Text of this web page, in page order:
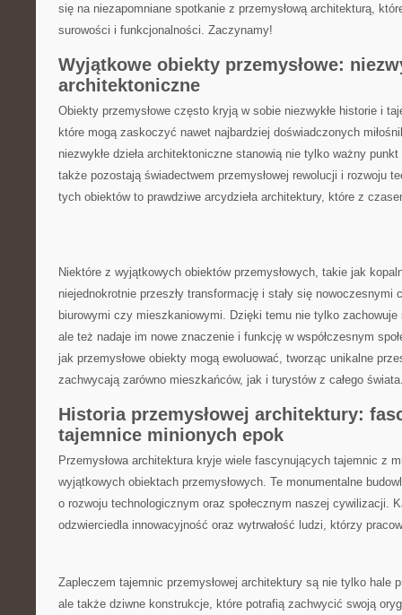
się na⁣ niezapomniane spotkanie z przemysłową⁢ architekturą,
surowości i funkcjonalności. Zaczynamy!
Wyjątkowe obiekty przemysłowe:
architektoniczne
Obiekty przemysłowe często kryją w sobie⁢ niezwykłe historie i‌
które mogą zaskoczyć⁤ nawet najbardziej doświadczonych
niezwykłe‍ dzieła architektoniczne stanowią​ nie tylko ważny
także pozostają ⁣świadectwem ​przemysłowej rewolucji⁤ i rozwoju
tych obiektów‍ to prawdziwe arcydzieła architektury, które z
Niektóre z⁣ wyjątkowych obiektów przemysłowych, takie jak
niejednokrotnie przeszły transformację i ‌stały się nowoczesnymi
biurowymi ⁤czy mieszkaniowymi. Dzięki temu nie tylko
ale też​ nadaje ‌im nowe‌ znaczenie⁣ i funkcję w współczesnym
jak przemysłowe obiekty‌ mogą ewoluować, tworząc ⁣unikalne
zachwycają zarówno mieszkańców, jak i turystów z całego
Historia przemysłowej architektury:
tajemnice minionych ‌epok
Przemysłowa architektura ​kryje wiele fascynujących tajemnic z
wyjątkowych obiektach przemysłowych. Te monumentalne
o rozwoju technologicznym oraz społecznym⁤ naszej cywilizacji.
odzwierciedla innowacyjność oraz wytrwałość ⁢ludzi, którzy
Zapleczem tajemnic przemysłowej‌ architektury ‍są nie tylko hale
ale także dziwne konstrukcje, które potrafią ⁢zachwycić‌ swoją